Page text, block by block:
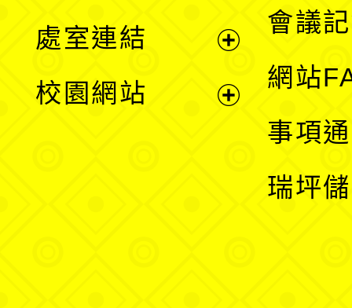
單
處室連結
校園網站
會議
網站
事項
瑞坪